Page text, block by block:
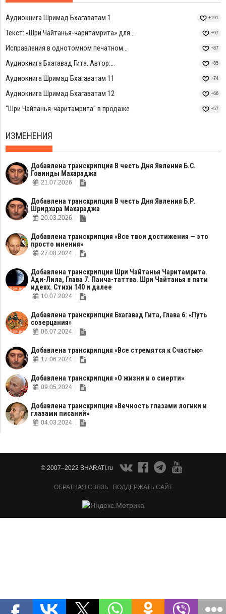
Аудиокнига Шримад Бхагаватам 1 +191
Текст: «Шри Чайтанья-чаритамрита» для... +97
Исправления в однотомном печатном... +87
Аудиокнига Бхагавад Гита. Автор:... +85
Аудиокнига Шримад Бхагаватам 11 +74
Аудиокнига Шримад Бхагаватам 12 +66
"Шри Чайтанья-чаритамрита" в продаже +57
ИЗМЕНЕНИЯ
Добавлена транскрипция В честь Дня Явления Б.С.
Говинды Махараджа
21.07.2026
Добавлена транскрипция В честь Дня Явления Б.Р.
Шридхара Махараджа
20.03.2026
Добавлена транскрипция «Все твои достижения — это
просто мнения»
27.08.2024
Добавлена транскрипция Шри Чайтанья Чаритамрита.
Ади-Лила, Глава 7. Панча-таттва. Шри Чайтанья в пяти
идеях. Стихи 140 и далее
10.07.2024
Добавлена транскрипция Бхагавад Гита, Глава 6: «Путь
созерцания»
06.07.2024
Добавлена транскрипция «Все стремятся к Счастью»
17.06.2024
Добавлена транскрипция «О жизни и о смерти»
09.05.2024
Добавлена транскрипция «Вечность глазами логики и
глазами писаний»
04.03.2024
© 2007–2022 BHARATI.ru
ОБРАТНАЯ СВЯЗЬ ПОДДЕРЖАТЬ САЙТ